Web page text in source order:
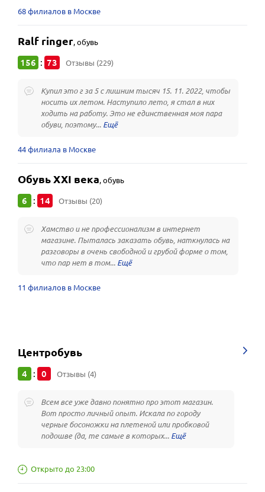
68 филиалов в Москве
Ralf ringer,обувь
156 : 73 Отзывы (229)
Купил это г за 5 с лишним тысяч 15. 11. 2022, чтобы
носить их летом. Наступило лето, я стал в них
ходить на работу. Это не единственная моя пара
обуви, поэтому...
44 филиала в Москве
Обувь XXI века,обувь
6 : 14 Отзывы (20)
Хамство и не профессионализм в интернет
магазине. Пыталась заказать обувь, наткнулась на
разговоры в очень свободной и грубой форме о том,
что пар нет в том...
11 филиалов в Москве
Центробувь
4 : 0 Отзывы (4)
Всем все уже давно понятно про этот магазин.
Вот просто личный опыт. Искала по городу
черные босоножки на плетеной или пробковой
подошве (да, те самые в которых...
Открыто до 23:00